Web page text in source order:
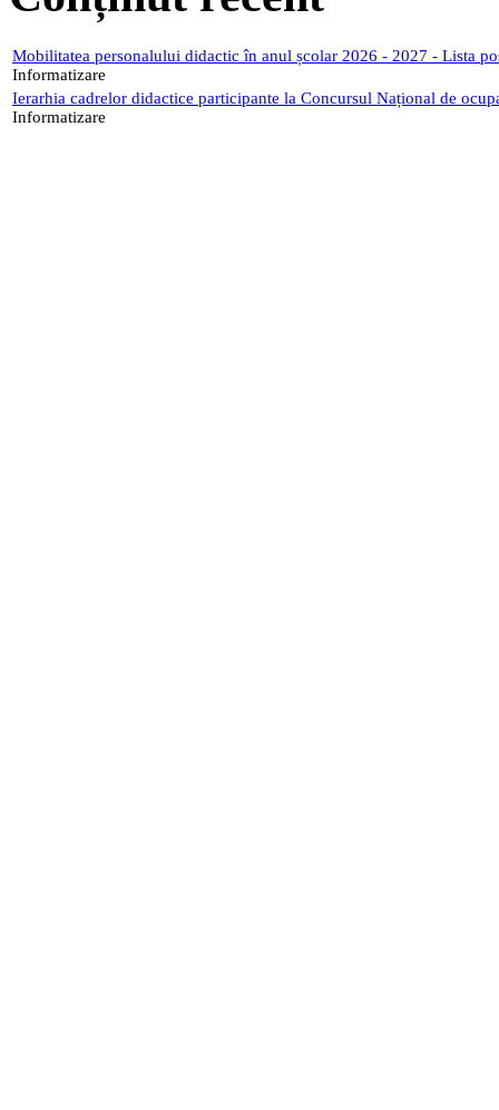
Mobilitatea personalului didactic în anul școlar 2026 - 2027 - Lista
Informatizare
Ierarhia cadrelor didactice participante la Concursul Național de
Informatizare